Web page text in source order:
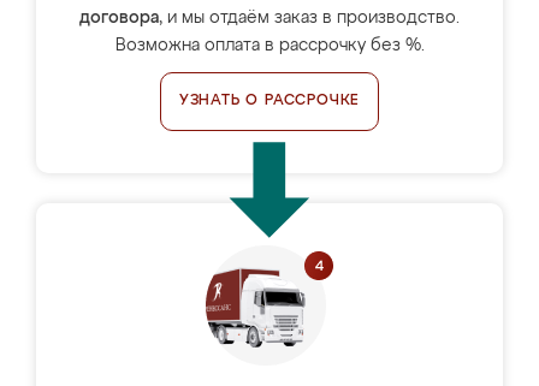
договора, и мы отдаём заказ в производство.
Возможна оплата в рассрочку без %.
УЗНАТЬ О РАССРОЧКЕ